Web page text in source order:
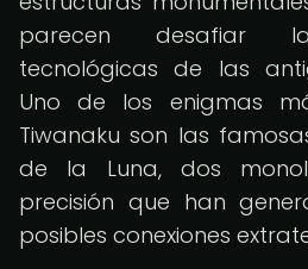
parecen desafiar
tecnológicas de las
Uno de los enigmas
Tiwanaku son las
de la Luna, dos
precisión que han
posibles conexiones